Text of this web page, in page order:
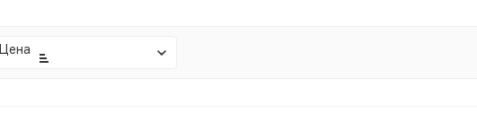
Цена